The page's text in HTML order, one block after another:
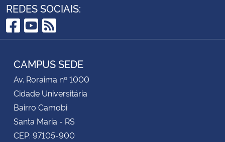
REDES SOCIAIS:
Facebook
YouTube
RSS
CAMPUS SEDE
Av. Roraima nº 1000
Cidade Universitária
Bairro Camobi
Santa Maria - RS
CEP: 97105-900